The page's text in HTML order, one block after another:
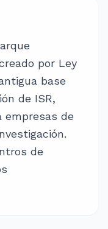
por Ley
base
de ISR,
empresas de
de